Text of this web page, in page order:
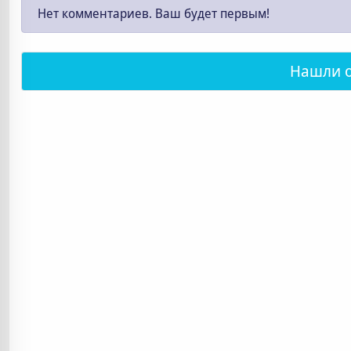
Нет комментариев. Ваш будет первым!
Нашли